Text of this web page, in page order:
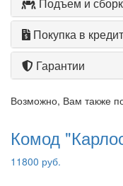
Покупка в кредит
Гарантии
Возможно, Вам также
Комод
11800 руб.